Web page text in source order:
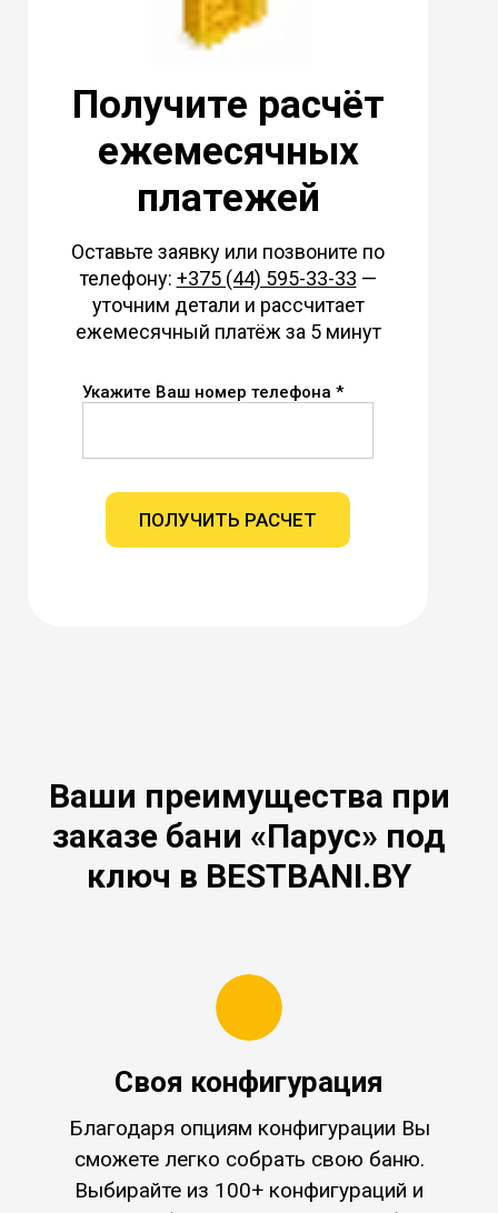
Укажите Ваш номер телефона *
ПОЛУЧИТЬ РАСЧЕТ
Оставьте заявку или позвоните по
телефону: +375 (44) 595-33-33 —
уточним детали и рассчитает
ежемесячный платёж за 5 минут
Получите расчёт
ежемесячных
платежей
Ваши преимущества при
заказе бани «Парус» под
ключ в BESTBANI.BY
Своя конфигурация
Благодаря опциям конфигурации Вы
сможете легко собрать свою баню.
Выбирайте из 100+ конфигураций и